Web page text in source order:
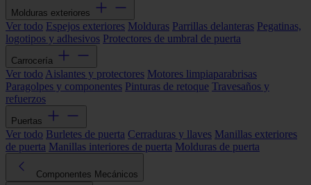
Molduras exteriores
Ver todo Espejos exteriores Molduras Parrillas delanteras Pegatinas,
logotipos y adhesivos Protectores de umbral de puerta
Carrocería
Ver todo Aislantes y protectores Motores limpiaparabrisas
Paragolpes y componentes Pinturas de retoque Travesaños y
refuerzos
Puertas
Ver todo Burletes de puerta Cerraduras y llaves Manillas exteriores
de puerta Manillas interiores de puerta Molduras de puerta
Componentes Mecánicos